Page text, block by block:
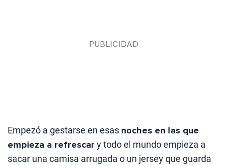
Empezó a gestarse en esas noches en las que
empieza a refrescar y todo el mundo empieza a
sacar una camisa arrugada o un jersey que guarda